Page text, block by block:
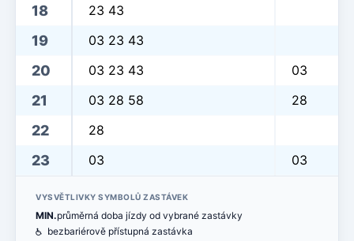
18 23 43
19 03 23 43
20 03 23 43 03
21 03 28 58 28
22 28
23 03 03
VYSVĚTLIVKY SYMBOLŮ ZASTÁVEK
MIN.průměrná doba jízdy od vybrané zastávky
@ bezbariérově přístupná zastávka